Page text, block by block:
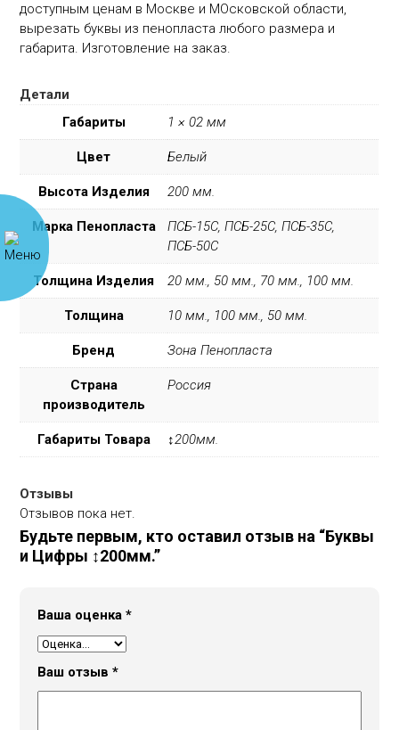
доступным ценам в Москве и МОсковской области,
вырезать буквы из пенопласта любого размера и
габарита. Изготовление на заказ.
Детали
Габариты
1 × 02 мм
Цвет Белый
Высота Изделия 200 мм.
Марка Пенопласта
ПСБ-15С, ПСБ-25С, ПСБ-35С,
ПСБ-50С
Толщина Изделия 20 мм., 50 мм., 70 мм., 100 мм.
Толщина 10 мм., 100 мм., 50 мм.
Бренд Зона Пенопласта
Страна
производитель
Россия
Габариты Товара ↕200мм.
Отзывы
Отзывов пока нет.
Будьте первым, кто оставил отзыв на “Буквы
и Цифры ↕200мм.”
Ваша оценка*
Ваш отзыв*